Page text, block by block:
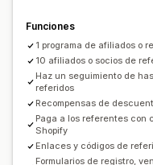
Informes y estadísticas
Creación de enlaces
Seguimiento de
Seguimiento en tiempo
Experiencia de afiliado
Paneles de control
Registro personalizado
Funciones
1 programa de afiliados o
10 afiliados o socios de
Haz un seguimiento de
referidos
Recompensas de
Paga a los referentes con
Shopify
Enlaces y códigos de
Formularios de registro,